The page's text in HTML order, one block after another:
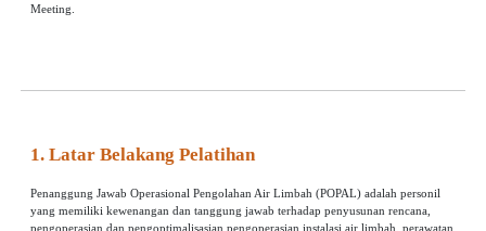
Meeting.
1. Latar Belakang Pelatihan
Penanggung Jawab Operasional Pengolahan Air Limbah (POPAL) adalah personil
yang memiliki kewenangan dan tanggung jawab terhadap penyusunan rencana,
pengoperasian dan pengoptimalisasian pengoperasian instalasi air limbah, perawatan